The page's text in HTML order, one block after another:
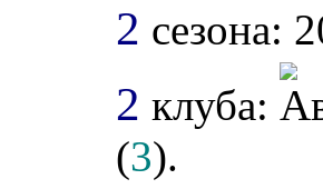
2 сезона:
2 клуба:
(3).